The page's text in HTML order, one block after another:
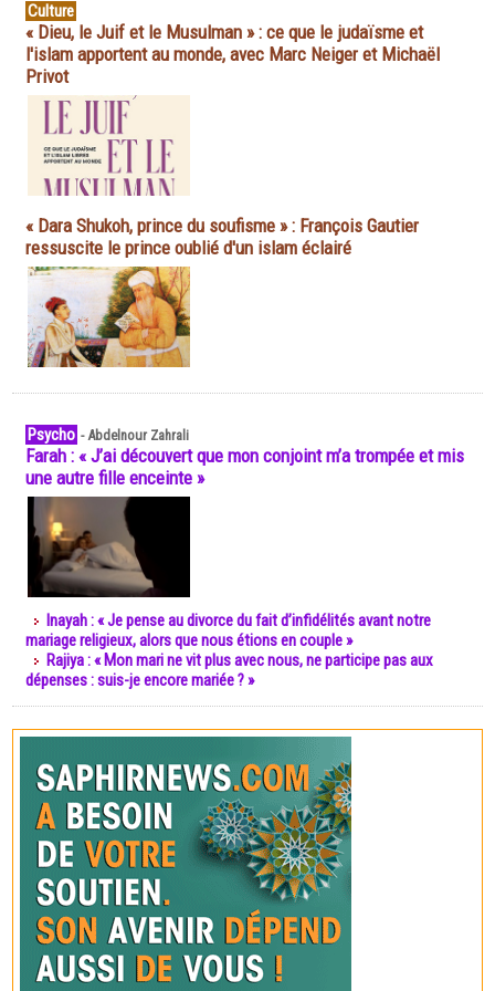
Culture
« Dieu, le Juif et le Musulman » : ce que le judaïsme et
l'islam apportent au monde, avec Marc Neiger et Michaël
Privot
« Dara Shukoh, prince du soufisme » : François Gautier
ressuscite le prince oublié d'un islam éclairé
Psycho -Abdelnour Zahrali
Farah : « J’ai découvert que mon conjoint m’a trompée et mis
une autre fille enceinte »
Inayah : « Je pense au divorce du fait d’infidélités avant notre
mariage religieux, alors que nous étions en couple »
Rajiya : « Mon mari ne vit plus avec nous, ne participe pas aux
dépenses : suis-je encore mariée ? »